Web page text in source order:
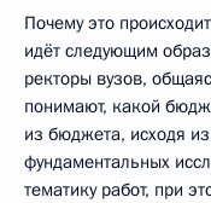
Почему это
идёт следующим
ректоры вузов,
понимают, какой
из бюджета, исходя
фундаментальных
тематику работ, при